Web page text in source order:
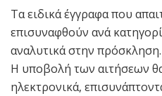
Τα ειδικά έγγραφα που
επισυναφθούν ανά
αναλυτικά στην πρόσκληση.
Η υποβολή των αιτήσεων
ηλεκτρονικά,